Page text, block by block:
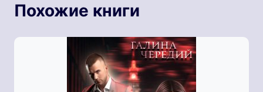
Похожие книги